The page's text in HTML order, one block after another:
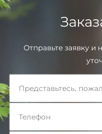
Отправьте заявку